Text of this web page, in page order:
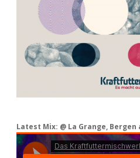
Latest Mix: @ La Grange, Bergen